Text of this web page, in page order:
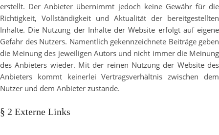
erstellt. Der Anbieter übernimmt jedoch keine Gewähr für die
Richtigkeit, Vollständigkeit und Aktualität der bereitgestellten
Inhalte. Die Nutzung der Inhalte der Website erfolgt auf eigene
Gefahr des Nutzers. Namentlich gekennzeichnete Beiträge geben
die Meinung des jeweiligen Autors und nicht immer die Meinung
des Anbieters wieder. Mit der reinen Nutzung der Website des
Anbieters kommt keinerlei Vertragsverhältnis zwischen dem
Nutzer und dem Anbieter zustande.
§ 2 Externe Links